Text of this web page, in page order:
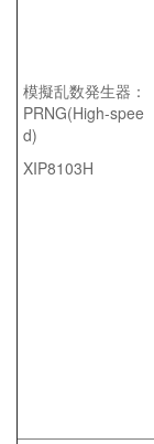
模擬乱数発生器：
PRNG(High-spee
d)
XIP8103H